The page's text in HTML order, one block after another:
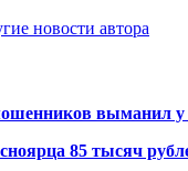
новости автора
выманил у
85 тысяч